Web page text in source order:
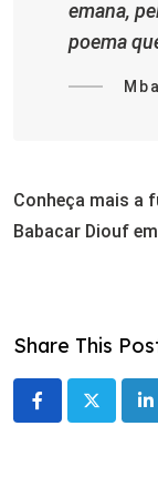
emana,
poema
Conheça mais a
Babacar Diouf em
Share This